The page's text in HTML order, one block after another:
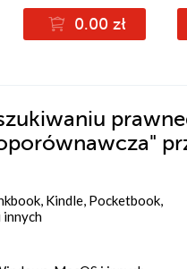
0.00 zł
Kindle, Pocketbook,
innych